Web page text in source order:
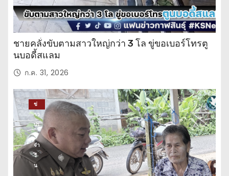
ชายคลั่งขับตามสาวใหญ่กว่า 3 โล ขู่ขอเบอร์โทรตู
นบอดี้สแลม
ก.ค. 31, 2026
ข่
าว
ปร
ะ
จำ
วั
น